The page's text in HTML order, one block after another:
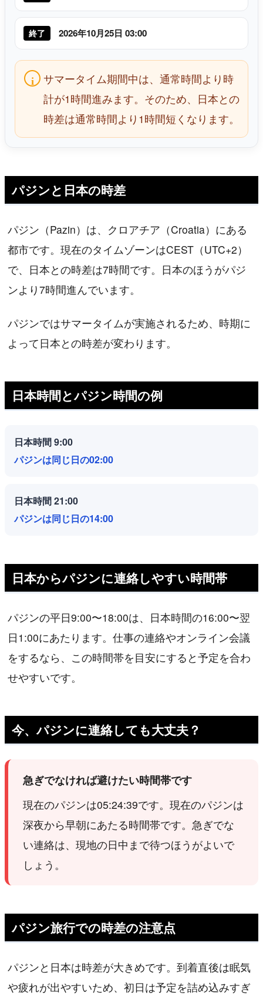
終了 2026年10月25日 03:00
サマータイム期間中は、通常時間より時
計が1時間進みます。そのため、日本との
時差は通常時間より1時間短くなります。
パジンと日本の時差
パジン（Pazin）は、クロアチア（Croatia）にある
都市です。現在のタイムゾーンはCEST（UTC+2）
で、日本との時差は7時間です。日本のほうがパジ
ンより7時間進んでいます。
パジンではサマータイムが実施されるため、時期に
よって日本との時差が変わります。
日本時間とパジン時間の例
日本時間 9:00
パジンは同じ日の02:00
日本時間 21:00
パジンは同じ日の14:00
日本からパジンに連絡しやすい時間帯
パジンの平日9:00〜18:00は、日本時間の16:00〜翌
日1:00にあたります。仕事の連絡やオンライン会議
をするなら、この時間帯を目安にすると予定を合わ
せやすいです。
今、パジンに連絡しても大丈夫？
急ぎでなければ避けたい時間帯です
現在のパジンは05:24:39です。現在のパジンは
深夜から早朝にあたる時間帯です。急ぎでな
い連絡は、現地の日中まで待つほうがよいで
しょう。
パジン旅行での時差の注意点
パジンと日本は時差が大きめです。到着直後は眠気
や疲れが出やすいため、初日は予定を詰め込みすぎ